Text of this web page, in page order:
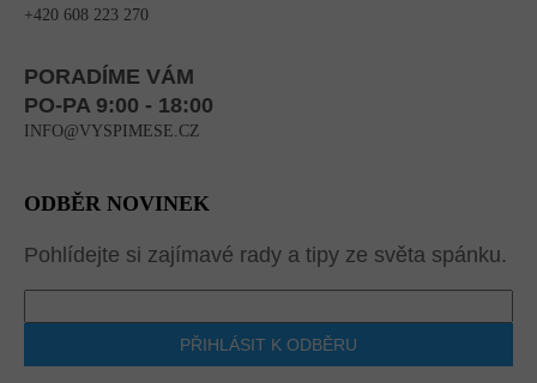
+420 608 223 270
PORADÍME VÁM
PO-PA 9:00 - 18:00
INFO@VYSPIMESE.CZ
ODBĚR NOVINEK
Pohlídejte si zajímavé rady a tipy ze světa spánku.
PŘIHLÁSIT K ODBĚRU